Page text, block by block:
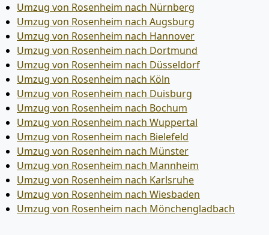
Umzug von Rosenheim nach Nürnberg
Umzug von Rosenheim nach Augsburg
Umzug von Rosenheim nach Hannover
Umzug von Rosenheim nach Dortmund
Umzug von Rosenheim nach Düsseldorf
Umzug von Rosenheim nach Köln
Umzug von Rosenheim nach Duisburg
Umzug von Rosenheim nach Bochum
Umzug von Rosenheim nach Wuppertal
Umzug von Rosenheim nach Bielefeld
Umzug von Rosenheim nach Münster
Umzug von Rosenheim nach Mannheim
Umzug von Rosenheim nach Karlsruhe
Umzug von Rosenheim nach Wiesbaden
Umzug von Rosenheim nach Mönchen­gladbach